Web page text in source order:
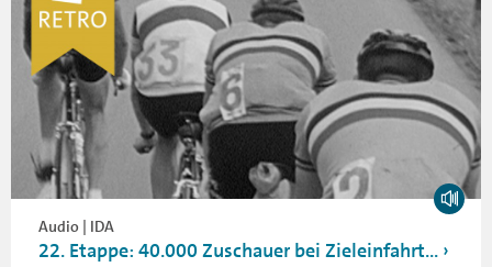
Audio | IDA
22. Etappe: 40.000 Zuschauer bei Zieleinfahrt...